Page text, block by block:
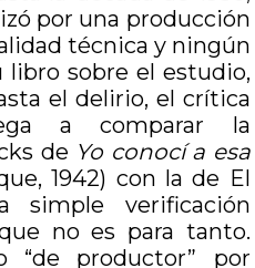
por una producción
técnica y ningún
libro sobre el estudio,
el delirio, el crítica
a comparar la
de Yo conocí a esa
1942) con la de El
simple verificación
no es para tanto.
“de productor” por